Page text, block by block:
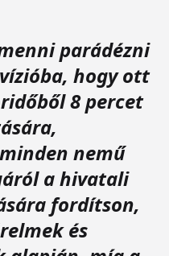
parádézni
hogy ott
8 percet
nemű
a hivatali
fordítson,
és